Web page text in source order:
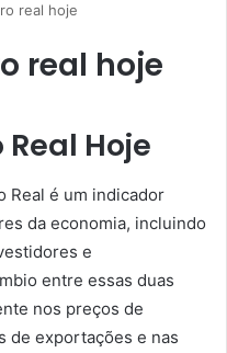
real hoje​
real hoje​
Hoje
Real é um indicador
da economia, incluindo
e
entre essas duas
nos preços de
de exportações e nas